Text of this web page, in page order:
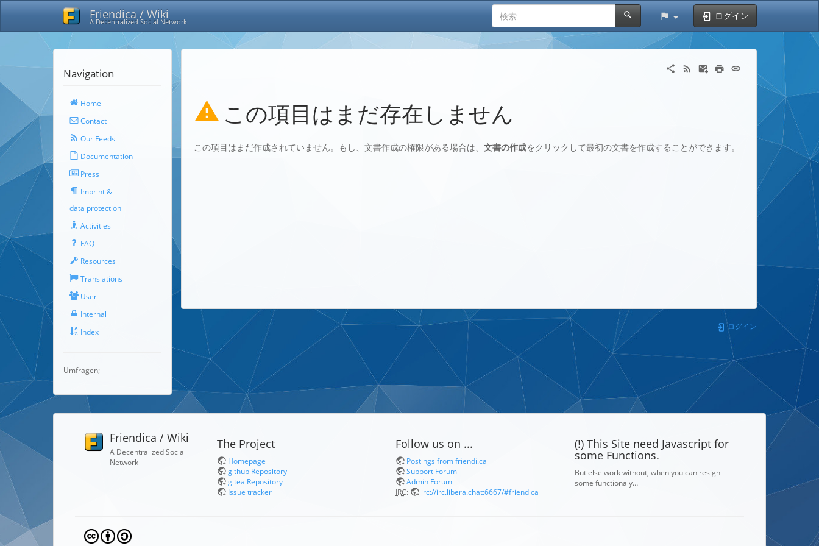
Friendica / Wiki
A Decentralized Social Network
ログイン
Navigation
Home
Contact
Our Feeds
Documentation
Press
Imprint &
data protection
Activities
FAQ
Resources
Translations
User
Internal
Index
Umfragen;-
この項目はまだ存在しません
この項目はまだ作成されていません。もし、文書作成の権限がある場合は、 文書の作成をクリックして最初の文書を作成することができます。
ログイン
Friendica / Wiki
A Decentralized Social
Network
The Project
Homepage
github Repository
gitea Repository
Issue tracker
Follow us on ...
Postings from friendi.ca
Support Forum
Admin Forum
IRC: irc://irc.libera.chat:6667/#friendica
(!) This Site need Javascript for
some Functions.
But else work without, when you can resign
some functionaly…